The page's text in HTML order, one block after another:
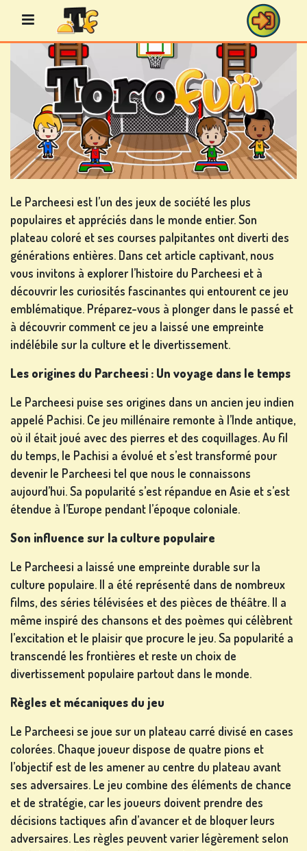
JEUX
DE
BINGO
JEUX
DE
CASINO
JEUX
DE
JEUX DE
LOTERIE
JEUX DE
SOCIÉTÉ
AUTRES
JEUX
JEUX
DE
POKER
Aller
contenu
Le Parcheesi est l’un des jeux de société les plus
populaires et appréciés dans le monde entier. Son
plateau coloré et ses courses palpitantes ont diverti des
générations entières. Dans cet article captivant, nous
vous invitons à explorer l’histoire du Parcheesi et à
découvrir les curiosités fascinantes qui entourent ce jeu
emblématique. Préparez-vous à plonger dans le passé et
à découvrir comment ce jeu a laissé une empreinte
indélébile sur la culture et le divertissement.
Les origines du Parcheesi : Un voyage dans le temps
Le Parcheesi puise ses origines dans un ancien jeu indien
appelé Pachisi. Ce jeu millénaire remonte à l’Inde antique,
où il était joué avec des pierres et des coquillages. Au fil
du temps, le Pachisi a évolué et s’est transformé pour
devenir le Parcheesi tel que nous le connaissons
aujourd’hui. Sa popularité s’est répandue en Asie et s’est
étendue à l’Europe pendant l’époque coloniale.
Son influence sur la culture populaire
Le Parcheesi a laissé une empreinte durable sur la
culture populaire. Il a été représenté dans de nombreux
films, des séries télévisées et des pièces de théâtre. Il a
même inspiré des chansons et des poèmes qui célèbrent
l’excitation et le plaisir que procure le jeu. Sa popularité a
transcendé les frontières et reste un choix de
divertissement populaire partout dans le monde.
Règles et mécaniques du jeu
Le Parcheesi se joue sur un plateau carré divisé en cases
colorées. Chaque joueur dispose de quatre pions et
l’objectif est de les amener au centre du plateau avant
ses adversaires. Le jeu combine des éléments de chance
et de stratégie, car les joueurs doivent prendre des
décisions tactiques afin d’avancer et de bloquer leurs
adversaires. Les règles peuvent varier légèrement selon